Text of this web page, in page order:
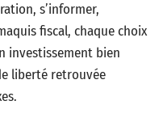
s’informer,
fiscal, chaque choix
investissement bien
liberté retrouvée